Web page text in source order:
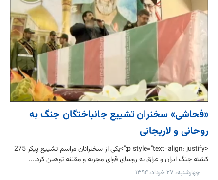
«فحاشی» سخنران تشییع جانباختگان جنگ به
روحانی و لاریجانی
<p style="text-align: justify;">یکی از سخنرانان مراسم تشییع پیکر 275
کشته جنگ ایران و عراق به روسای قوای مجریه و مقننه توهین کرد....
چهارشنبه، ۲۷ خرداد، ۱۳۹۴